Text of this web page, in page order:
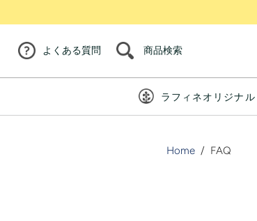
よくある質問 商品検索
ラフィネオリジナル
Home / FAQ